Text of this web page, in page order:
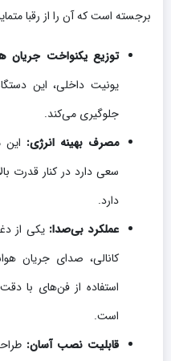
برجسته است که آن را از رقبا
توزیع یکنواخت جریان
یونیت داخلی، این
جلوگیری می‌کند.
مصرف بهینه انرژی: این
سعی دارد در کنار قدرت
دارد.
عملکرد بی‌صدا: یکی از
استفاده از فن‌های با
است.
قابلیت نصب آسان: